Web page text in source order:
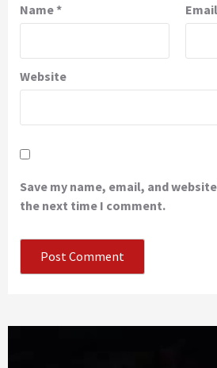
Name* Email
Website
Save my name, email, and
the next time I comment.